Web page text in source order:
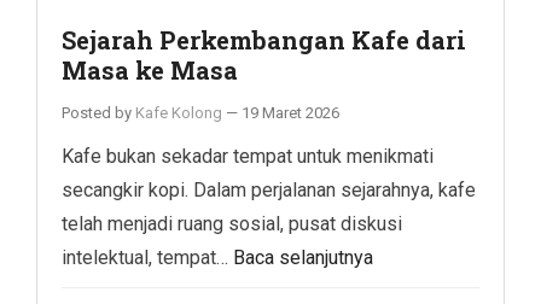
Sejarah Perkembangan Kafe dari
Masa ke Masa
Posted by Kafe Kolong — 19 Maret 2026
Kafe bukan sekadar tempat untuk menikmati
secangkir kopi. Dalam perjalanan sejarahnya, kafe
telah menjadi ruang sosial, pusat diskusi
intelektual, tempat… Baca selanjutnya